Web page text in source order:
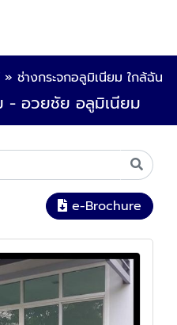
» ช่างกระจกอลูมิเนียม ใกล้ฉัน
- อวยชัย อลูมิเนียม
e-Brochure